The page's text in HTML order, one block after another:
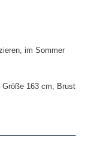
im Sommer
163 cm, Brust
in der Taille -